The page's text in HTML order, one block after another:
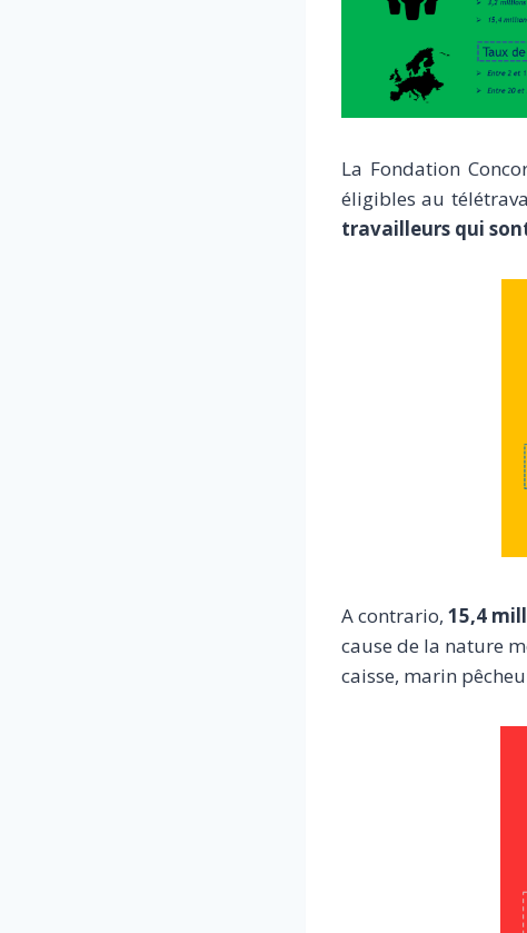
La Fondation
éligibles au
travailleurs qui
A contrario, 15,4
cause de la nature
caisse, marin